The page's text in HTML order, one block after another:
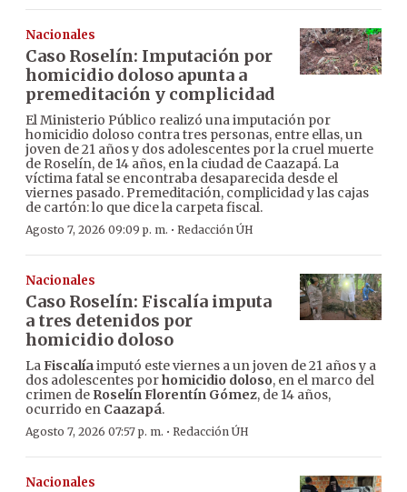
Nacionales
Caso Roselín: Imputación por
homicidio doloso apunta a
premeditación y complicidad
El Ministerio Público realizó una imputación por
homicidio doloso contra tres personas, entre ellas, un
joven de 21 años y dos adolescentes por la cruel muerte
de Roselín, de 14 años, en la ciudad de Caazapá. La
víctima fatal se encontraba desaparecida desde el
viernes pasado. Premeditación, complicidad y las cajas
de cartón: lo que dice la carpeta fiscal.
Agosto 7, 2026 09:09 p. m. · Redacción ÚH
Nacionales
Caso Roselín: Fiscalía imputa
a tres detenidos por
homicidio doloso
LaFiscalíaimputó este viernes a un joven de 21 años y a
dos adolescentes porhomicidio doloso, en el marco del
crimen de Roselín Florentín Gómez, de 14 años,
ocurrido en Caazapá.
Agosto 7, 2026 07:57 p. m. · Redacción ÚH
Nacionales